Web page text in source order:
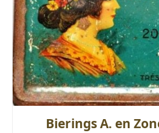
Bierings A. en